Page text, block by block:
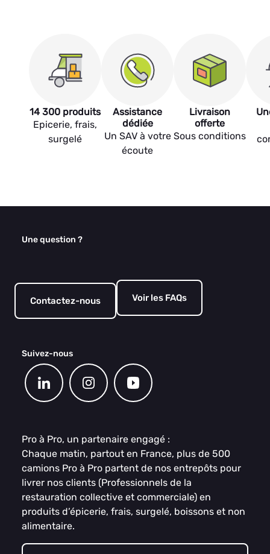
14 300 produits
Epicerie, frais,
surgelé
Assistance
dédiée
Un SAV à votre
écoute
Livraison
offerte
Sous conditions
Une question ?
Contactez-nous Voir les FAQs
Suivez-nous
Pro à Pro, un partenaire engagé :
Chaque matin, partout en France, plus de 500
camions Pro à Pro partent de nos entrepôts pour
livrer nos clients (Professionnels de la
restauration collective et commerciale) en
produits d’épicerie, frais, surgelé, boissons et non
alimentaire.